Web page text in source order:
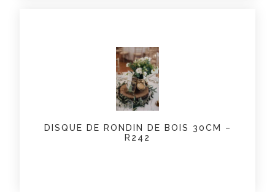
DISQUE DE RONDIN DE BOIS 30CM –
R242